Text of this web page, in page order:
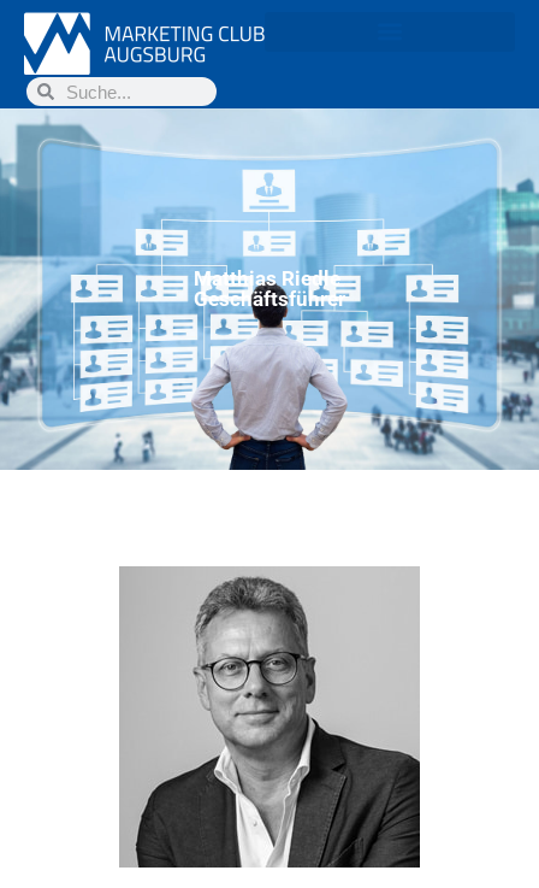
Matthias Riedle
Geschäftsführer